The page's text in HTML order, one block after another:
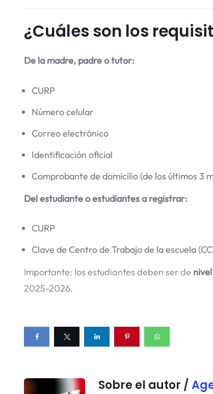
¿Cuáles son los
De la madre, padre o tutor:
CURP
Número celular
Correo electrónico
Identificación oficial
Comprobante de domicilio (de los últimos 3
Del estudiante o estudiantes a registrar:
CURP
Clave de Centro de Trabajo de la escuela
Importante: los estudiantes deben ser de
2025-2026.
Sobre el autor /